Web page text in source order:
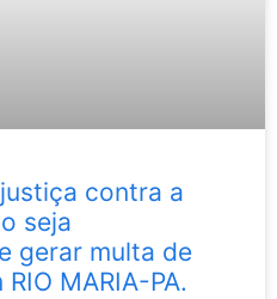
contra a
seja
gerar multa de
MARIA-PA.